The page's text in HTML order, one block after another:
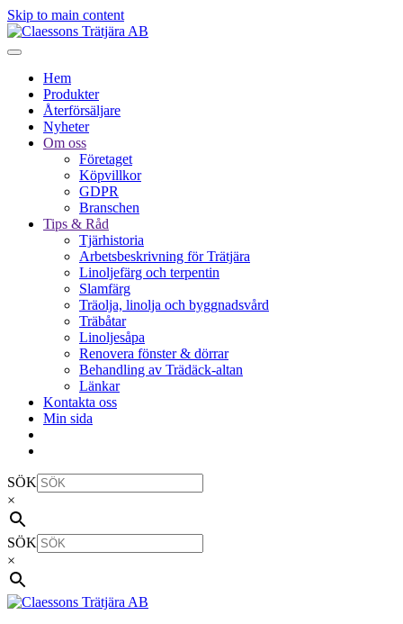
Skip to main content
Hem
Produkter
Återförsäljare
Nyheter
Om oss
Företaget
Köpvillkor
GDPR
Branschen
Tips & Råd
Tjärhistoria
Arbetsbeskrivning för Trätjära
Linoljefärg och terpentin
Slamfärg
Träolja, linolja och byggnadsvård
Träbåtar
Linoljesåpa
Renovera fönster & dörrar
Behandling av Trädäck-altan
Länkar
Kontakta oss
Min sida
SÖK
×
SÖK
×